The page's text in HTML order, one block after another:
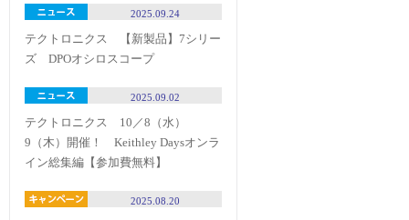
2025.09.24
テクトロニクス 【新製品】7シリー
ズ DPOオシロスコープ
2025.09.02
テクトロニクス 10／8（水）
9（木）開催！ Keithley Daysオンラ
イン総集編【参加費無料】
2025.08.20